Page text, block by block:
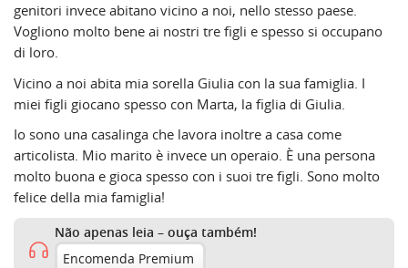
genitori invece abitano vicino a noi, nello stesso paese.
Vogliono molto bene ai nostri tre figli e spesso si occupano
di loro.
Vicino a noi abita mia sorella Giulia con la sua famiglia. I
miei figli giocano spesso con Marta, la figlia di Giulia.
Io sono una casalinga che lavora inoltre a casa come
articolista. Mio marito è invece un operaio. È una persona
molto buona e gioca spesso con i suoi tre figli. Sono molto
felice della mia famiglia!
Não apenas leia – ouça também!
Encomenda Premium